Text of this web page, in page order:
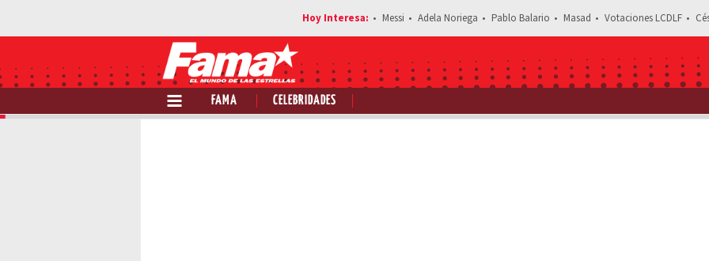
Messi Adela Noriega Pablo Balario Masad Votaciones LCDLF
FAMA CELEBRIDADES
Estás leyendo: ¿Se fugaron? Inés